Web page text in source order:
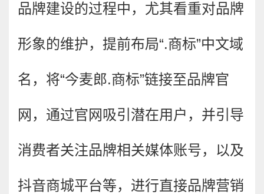
品牌建设的过程中，尤其看重对品牌
形象的维护，提前布局“.商标”中文域
名，将“今麦郎.商标”链接至品牌官
网，通过官网吸引潜在用户，并引导
消费者关注品牌相关媒体账号，以及
抖音商城平台等，进行直接品牌营销